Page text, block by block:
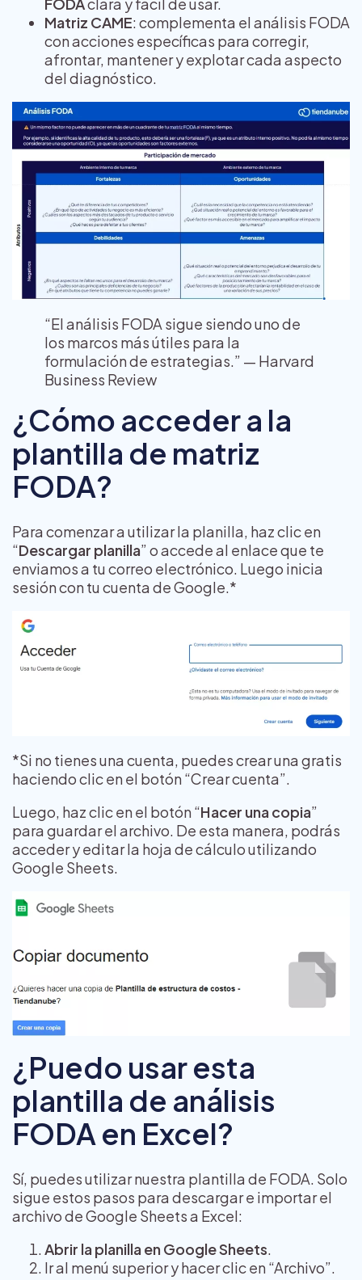
Matriz CAME: complementa el análisis FODA
con acciones específicas para corregir,
afrontar, mantener y explotar cada aspecto
del diagnóstico.
“El análisis FODA sigue siendo uno de
los marcos más útiles para la
formulación de estrategias.” — Harvard
Business Review
¿Cómo acceder a la
plantilla de matriz
FODA?
Para comenzar a utilizar la planilla, haz clic en
“Descargar planilla” o accede al enlace que te
enviamos a tu correo electrónico. Luego inicia
sesión con tu cuenta de Google.*
*Si no tienes una cuenta, puedes crear una gratis
haciendo clic en el botón “Crear cuenta”.
Luego, haz clic en el botón “Hacer una copia”
para guardar el archivo. De esta manera, podrás
acceder y editar la hoja de cálculo utilizando
Google Sheets.
¿Puedo usar esta
plantilla de análisis
FODA en Excel?
Sí, puedes utilizar nuestra plantilla de FODA. Solo
sigue estos pasos para descargar e importar el
archivo de Google Sheets a Excel:
Abrir la planilla en Google Sheets.
Ir al menú superior y hacer clic en “Archivo”.